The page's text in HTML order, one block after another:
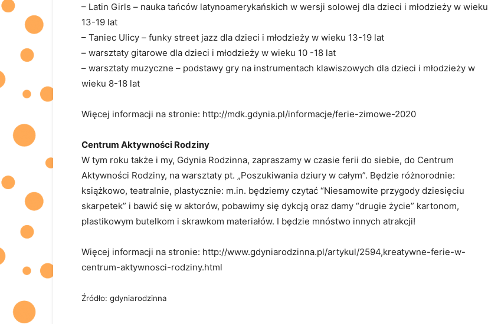
– Latin Girls – nauka tańców latynoamerykańskich w wersji solowej dla dzieci i młodzieży w wieku
13-19 lat
– Taniec Ulicy – funky street jazz dla dzieci i młodzieży w wieku 13-19 lat
– warsztaty gitarowe dla dzieci i młodzieży w wieku 10 -18 lat
– warsztaty muzyczne – podstawy gry na instrumentach klawiszowych dla dzieci i młodzieży w
wieku 8-18 lat
Więcej informacji na stronie: http://mdk.gdynia.pl/informacje/ferie-zimowe-2020
Centrum Aktywności Rodziny​
W tym roku także i my, Gdynia Rodzinna, zapraszamy w czasie ferii do siebie, do Centrum
Aktywności Rodziny, na warsztaty pt. „Poszukiwania dziury w całym”. Będzie różnorodnie:
książkowo, teatralnie, plastycznie: m.in. będziemy czytać “Niesamowite przygody dziesięciu
skarpetek” i bawić się w aktorów, pobawimy się dykcją oraz damy “drugie życie” kartonom,
plastikowym butelkom i skrawkom materiałów. I będzie mnóstwo innych atrakcji!
Więcej informacji na stronie: http://www.gdyniarodzinna.pl/artykul/2594,kreatywne-ferie-w-
centrum-aktywnosci-rodziny.html
Źródło: gdyniarodzinna